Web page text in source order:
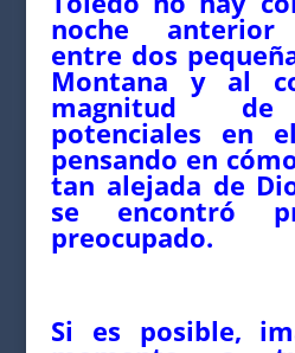
noche anterior
entre dos
Montana y al
magnitud de
potenciales en
pensando en
tan alejada de
se encontró
preocupado.
Si es posible,